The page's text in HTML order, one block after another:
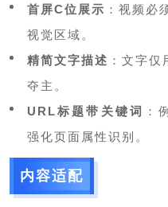
首屏C位展示 ：视频必
视觉区域。
精简文字描述 ：文字
夺主。
URL标题带关键词
：
强化页面属性识别。
内容适配